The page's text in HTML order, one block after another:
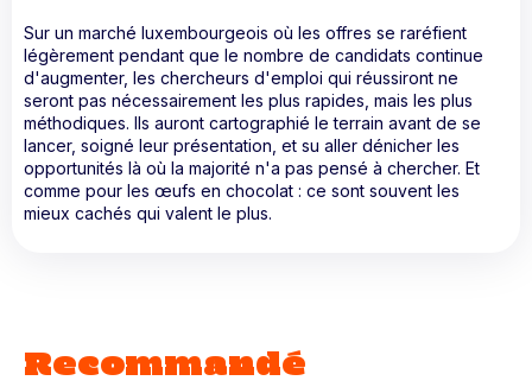
Sur un marché luxembourgeois où les offres se raréfient
légèrement pendant que le nombre de candidats continue
d'augmenter, les chercheurs d'emploi qui réussiront ne
seront pas nécessairement les plus rapides, mais les plus
méthodiques. Ils auront cartographié le terrain avant de se
lancer, soigné leur présentation, et su aller dénicher les
opportunités là où la majorité n'a pas pensé à chercher. Et
comme pour les œufs en chocolat : ce sont souvent les
mieux cachés qui valent le plus.
Recommandé